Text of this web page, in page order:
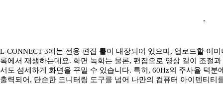
L-CONNECT 3에는 전용 편집 툴이 내장되어 있으며, 업로드할 이
록에서 재생하는데요. 화면 녹화는 물론, 편집으로 영상 길이 조절
서도 섬세하게 화면을 꾸밀 수 있습니다. 특히, 60Hz의 주사율 덕
출력되어, 단순한 모니터링 도구를 넘어 나만의 컴퓨터 아이덴티티